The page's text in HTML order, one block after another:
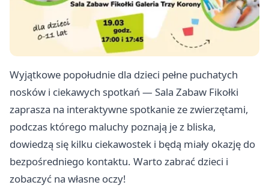
Wyjątkowe popołudnie dla dzieci pełne puchatych
nosków i ciekawych spotkań — Sala Zabaw Fikołki
zaprasza na interaktywne spotkanie ze zwierzętami,
podczas którego maluchy poznają je z bliska,
dowiedzą się kilku ciekawostek i będą miały okazję do
bezpośredniego kontaktu. Warto zabrać dzieci i
zobaczyć na własne oczy!